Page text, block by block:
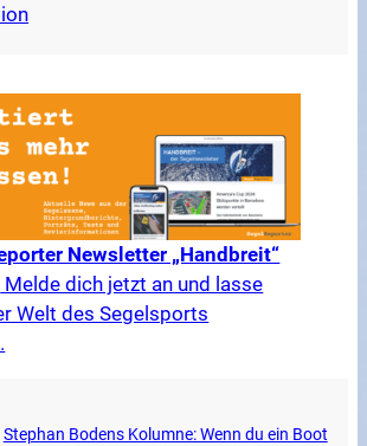
Newsletter „Handbreit“
Melde dich jetzt an und lasse
Welt des Segelsports
Stephan Bodens Kolumne: Wenn du ein Boot